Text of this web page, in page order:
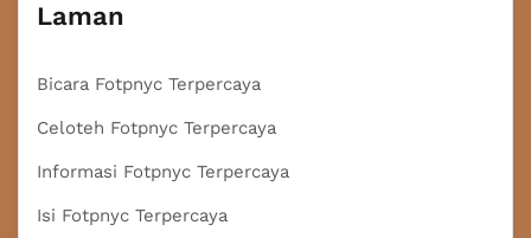
Laman
Bicara Fotpnyc Terpercaya
Celoteh Fotpnyc Terpercaya
Informasi Fotpnyc Terpercaya
Isi Fotpnyc Terpercaya